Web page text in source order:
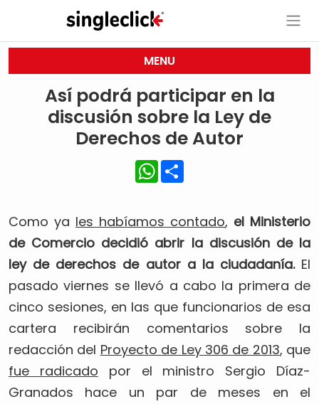
MENU
Así podrá participar en la
discusión sobre la Ley de
Derechos de Autor
WhatsApp
Como ya les habíamos contado, el Ministerio
de Comercio decidió abrir la discusión de la
ley de derechos de autor a la ciudadanía.El
pasado viernes se llevó a cabo la primera de
cinco sesiones, en las que funcionarios de esa
cartera recibirán comentarios sobre la
redacción del Proyecto de Ley 306 de 2013, que
fue radicado por el ministro Sergio Díaz-
Granados hace un par de meses en el